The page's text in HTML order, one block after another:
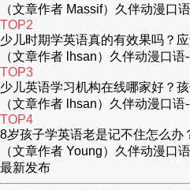
（文章作者 Massif）久伴动漫口
TOP2
少儿时期学英语真的有效果吗？
（文章作者 lhsan）久伴动漫口
TOP3
少儿英语学习机构在线哪家好？
（文章作者 lhsan）久伴动漫口
TOP4
8岁孩子学英语老是记不住怎么办
（文章作者 Young）久伴动漫口
最新发布